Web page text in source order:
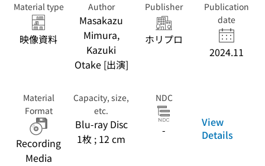
Material type
映像資料
Author
Masakazu
Mimura,
Kazuki
Otake [出演]
Publisher
ホリプロ
Publication
date
2024.11
Material
Format
Recording
Media
Capacity, size,
etc.
Blu-ray Disc
1枚 ; 12 cm
NDC
-
View
Details